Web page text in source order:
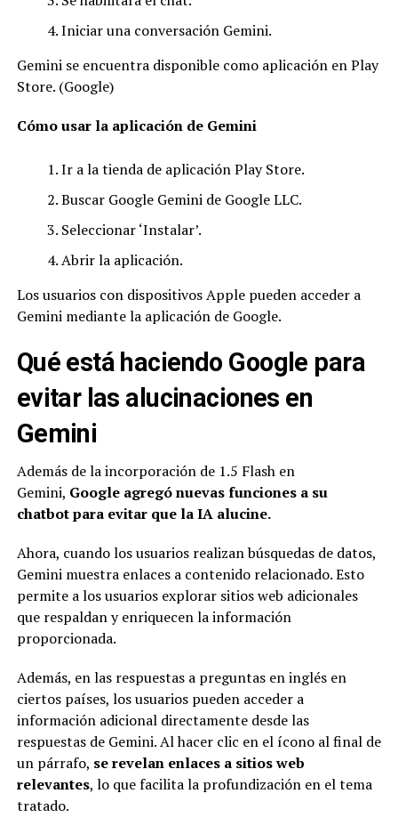
Iniciar una conversación Gemini.
Gemini se encuentra disponible como aplicación en Play
Store. (Google)
Cómo usar la aplicación de Gemini
Ir a la tienda de aplicación Play Store.
Buscar Google Gemini de Google LLC.
Seleccionar ‘Instalar’.
Abrir la aplicación.
Los usuarios con dispositivos Apple pueden acceder a
Gemini mediante la aplicación de Google.
Qué está haciendo Google para
evitar las alucinaciones en
Gemini
Además de la incorporación de 1.5 Flash en
Gemini, Google agregó nuevas funciones a su
chatbot para evitar que la IA alucine.
Ahora, cuando los usuarios realizan búsquedas de datos,
Gemini muestra enlaces a contenido relacionado. Esto
permite a los usuarios explorar sitios web adicionales
que respaldan y enriquecen la información
proporcionada.
Además, en las respuestas a preguntas en inglés en
ciertos países, los usuarios pueden acceder a
información adicional directamente desde las
respuestas de Gemini. Al hacer clic en el ícono al final de
un párrafo, se revelan enlaces a sitios web
relevantes, lo que facilita la profundización en el tema
tratado.